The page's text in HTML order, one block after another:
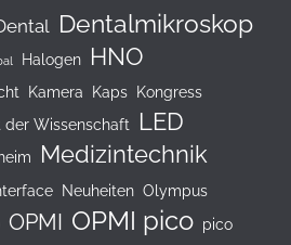
Dentalmikroskop
Halogen HNO
Kamera Kaps Kongress
der Wissenschaft
LED
Medizintechnik
Neuheiten Olympus
OPMI OPMI pico pico